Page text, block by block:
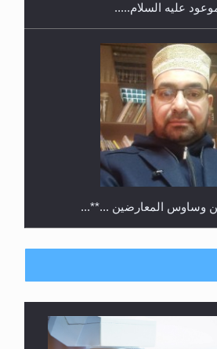
عليه السلام.....
وساوس المعارضين ...**...